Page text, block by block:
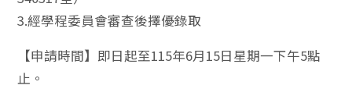
3.經學程委員會審查後擇優錄取
【申請時間】即日起至115年6月15日星期一下午5點
止。